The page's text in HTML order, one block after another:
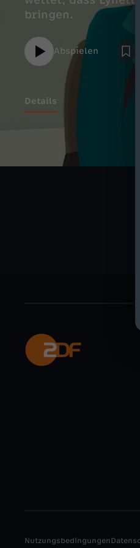
bringen.
Abspielen
Details
Nutzungsbedingungen